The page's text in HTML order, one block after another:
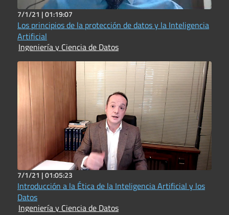
7/1/21 |01:19:07
Los principios de la protección de datos y la Inteligencia
Artificial
Ingeniería y Ciencia de Datos
7/1/21 |01:05:23
Introducción a la Ética de la Inteligencia Artificial y los
Datos
Ingeniería y Ciencia de Datos